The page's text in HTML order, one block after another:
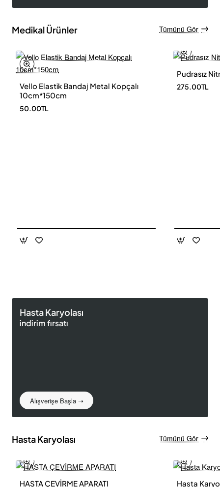
Medikal Ürünler Tümünü Gör
Vello Elastik Bandaj Metal Kopçalı
10cm*150cm
50.00TL
Pudrasız
275.00TL
Hasta Karyolası
indirim fırsatı
Alışverişe Başla ➝
Hasta Karyolası Tümünü Gör
HASTA ÇEVİRME APARATI Hasta